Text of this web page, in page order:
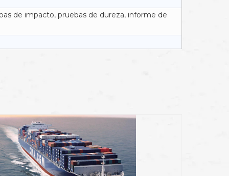
de impacto, pruebas de dureza, informe de